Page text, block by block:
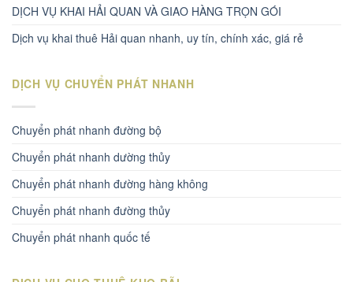
DỊCH VỤ KHAI HẢI QUAN VÀ GIAO HÀNG TRỌN GÓI
Dịch vụ khai thuê Hải quan nhanh, uy tín, chính xác, giá rẻ
DỊCH VỤ CHUYỂN PHÁT NHANH
Chuyển phát nhanh đường bộ
Chuyển phát nhanh dường thủy
Chuyển phát nhanh đường hàng không
Chuyển phát nhanh đường thủy
Chuyển phát nhanh quốc tế